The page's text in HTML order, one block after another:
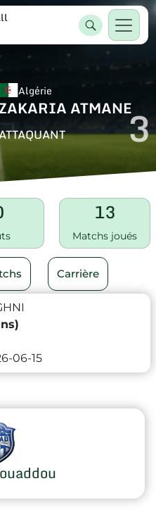
Algérie
ZAKARIA ATMANE3
13
Matchs joués
Carrière
06-15